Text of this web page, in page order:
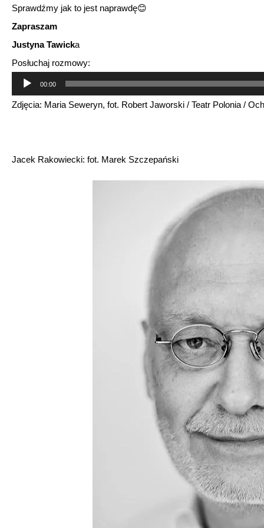
Sprawdźmy jak to jest naprawdę😊
Zapraszam
Justyna Tawicka
Posłuchaj rozmowy:
Odtwarzacz
plików
00:00
Zdjęcia: Maria Seweryn, fot. Robert Jaworski / Teatr Polonia /
Jacek Rakowiecki: fot. Marek Szczepański